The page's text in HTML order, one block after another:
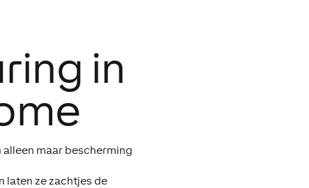
in
alleen maar bescherming
laten ze zachtjes de